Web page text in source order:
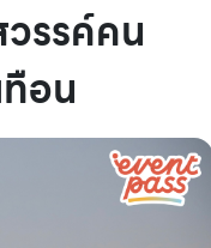
รรค์คน
อน